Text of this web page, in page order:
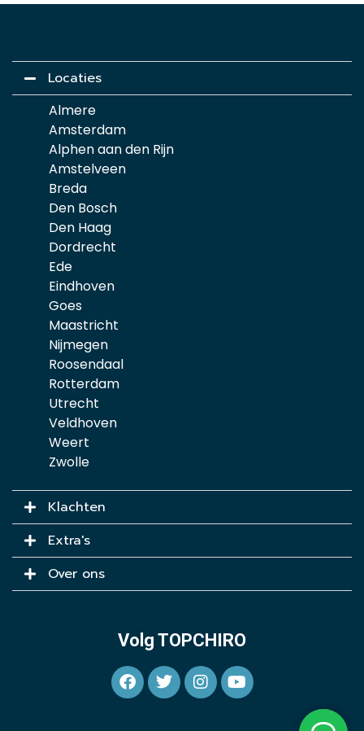
Locaties
Almere
Amsterdam
Alphen aan den Rijn
Amstelveen
Breda
Den Bosch
Den Haag
Dordrecht
Ede
Eindhoven
Goes
Maastricht
Nijmegen
Roosendaal
Rotterdam
Utrecht
Veldhoven
Weert
Zwolle
Klachten
Extra's
Over ons
Volg TOPCHIRO